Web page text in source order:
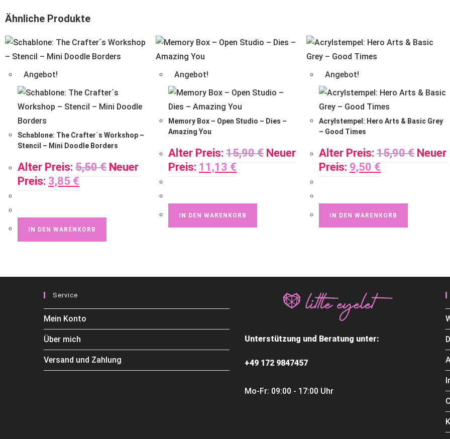
Ähnliche Produkte
Angebot!
Schablone: The Crafter´s Workshop –
Stencil – Mini Doodle Borders
Alter Preis: 5,50€ Neuer
Preis: 3,85 €
IN DEN WARENKORB
Angebot!
Memory Box – Open Studio – Dies –
Amazing You
Alter Preis: 15,90€ Neuer
Preis: 11,13 €
IN DEN WARENKORB
Angebot!
Acrylstempel: Hero Arts & Basic Grey
– Good Times
Alter Preis: 15,90€ Neuer
Preis: 9,50 €
IN DEN WARENKORB
Service
Mein Konto
Über mich
Versand und Zahlung
Unterstützung und Beratung unter:
+49 172 9847457
Mo-Fr: 09:00 - 17:00 Uhr